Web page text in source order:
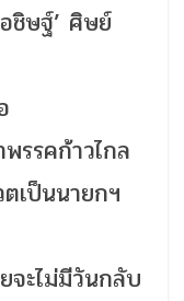
ชิษฐ์’ ศิษย์
รรคก้าวไกล
ตเป็นนายกฯ
จะไม่มีวันกลับ